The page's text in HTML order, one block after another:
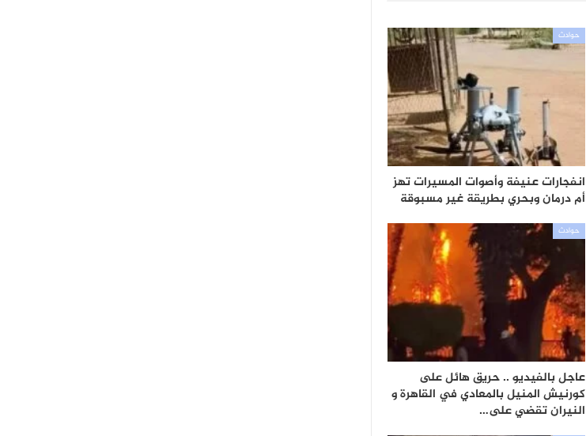
حوادث
انفجارات عنيفة وأصوات المسيرات تهز
أم درمان وبحري بطريقة غير مسبوقة
حوادث
عاجل بالفيديو .. حريق هائل على
كورنيش المنيل بالمعادي في القاهرة و
النيران تقضي على…